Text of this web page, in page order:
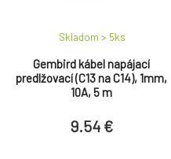
Gembird kábel napájací
predlžovací (C13 na C14), 1mm,
10A, 5 m
Skladom > 5ks
9.54 €